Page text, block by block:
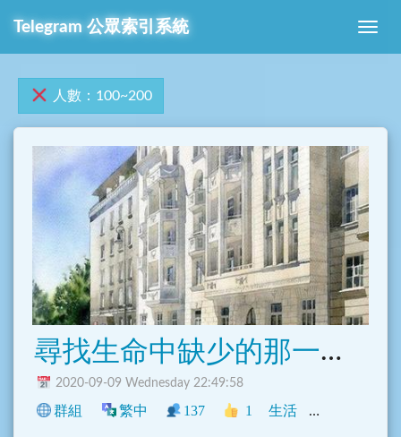
Telegram 公眾索引系統
人數：100~200
尋找生命中缺少的那一塊的交友聊天群呢~
2020-09-09 Wednesday 22:49:58
群組 繁中 137 1 生活 中文圈